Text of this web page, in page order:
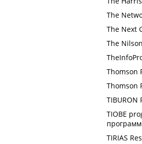
The
The Next
The
Thomson
Thomson
TIBURON
TIOBE
TIRIAS